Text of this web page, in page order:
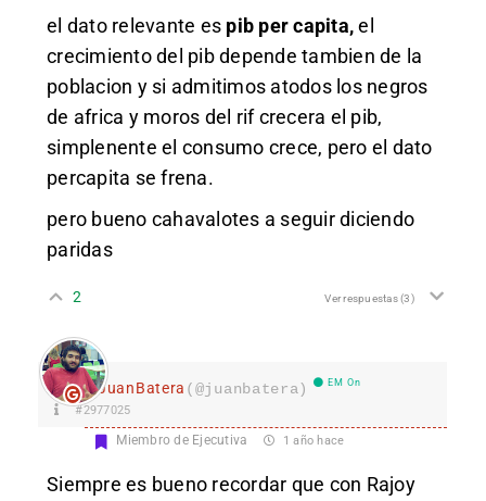
el dato relevante es pib per capita,el
crecimiento del pib depende tambien de la
poblacion y si admitimos atodos los negros
de africa y moros del rif crecera el pib,
simplenente el consumo crece, pero el dato
percapita se frena.
pero bueno cahavalotes a seguir diciendo
paridas
2 Ver respuestas(3)
JuanBatera (@juanbatera) EM On
#2977025
Miembro de Ejecutiva 1 año hace
Siempre es bueno recordar que con Rajoy